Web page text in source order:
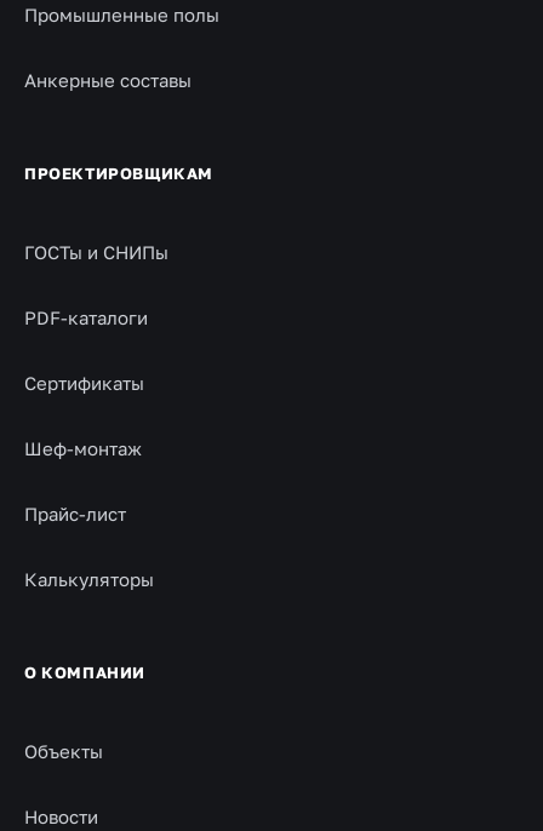
Промышленные полы
Анкерные составы
ПРОЕКТИРОВЩИКАМ
ГОСТы и СНИПы
PDF-каталоги
Сертификаты
Шеф-монтаж
Прайс-лист
Калькуляторы
О КОМПАНИИ
Объекты
Новости